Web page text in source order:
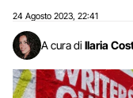
24 Agosto 2023 22:41
A cura di Ilaria